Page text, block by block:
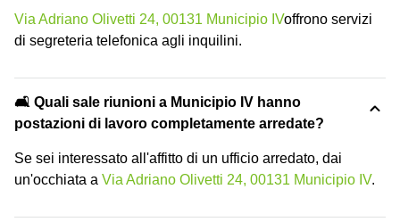
Via Adriano Olivetti 24, 00131 Municipio IVoffrono servizi
di segreteria telefonica agli inquilini.
🛋️ Quali sale riunioni a Municipio IV hanno
postazioni di lavoro completamente arredate?
Se sei interessato all'affitto di un ufficio arredato, dai
un'occhiata a Via Adriano Olivetti 24, 00131 Municipio IV.